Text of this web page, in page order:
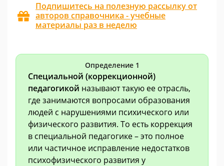
Подпишитесь на полезную рассылку от
авторов справочника - учебные
материалы раз в неделю
Определение 1
Специальной (коррекционной)
педагогикой называют такую ее отрасль,
где занимаются вопросами образования
людей с нарушениями психического или
физического развития. То есть коррекция
в специальной педагогике – это полное
или частичное исправление недостатков
психофизического развития у